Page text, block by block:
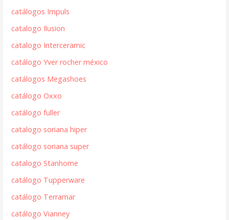
catálogos Impuls
catalogo Ilusion
catalogo Interceramic
catálogo Yver rocher méxico
catálogos Megashoes
catálogo Oxxo
catálogo fuller
catalogo soriana hiper
catálogo soriana super
catalogo Stanhome
catálogo Tupperware
catálogo Terramar
catálogo Vianney